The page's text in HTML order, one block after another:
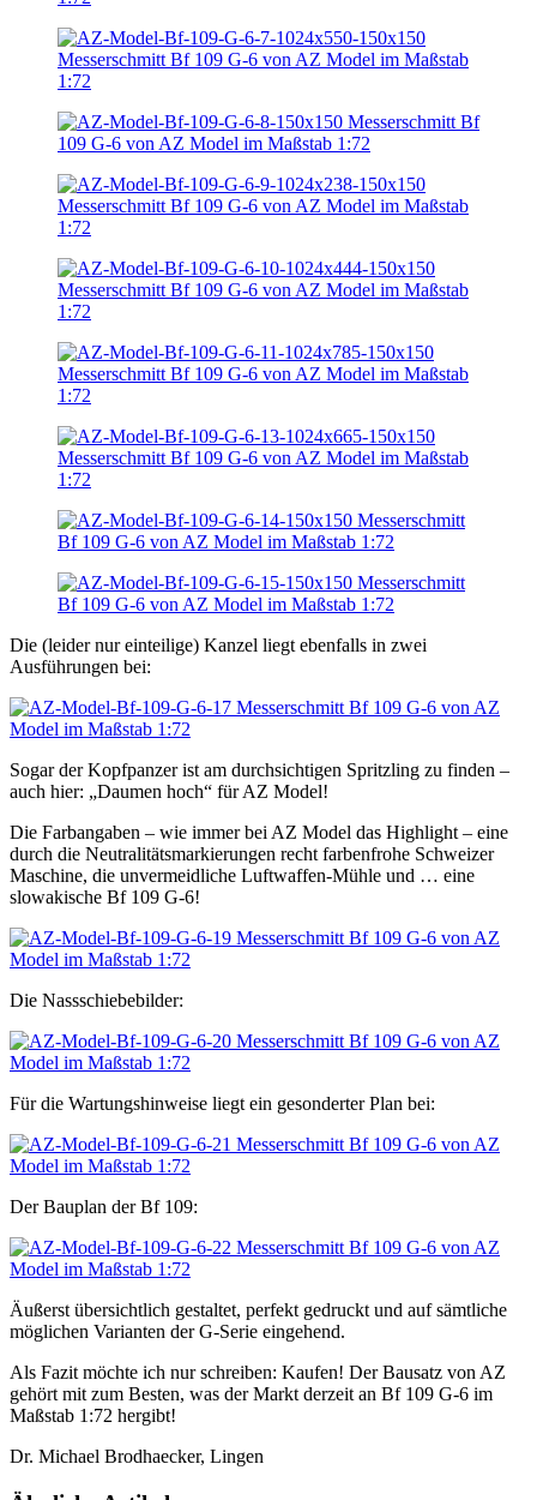
Die (leider nur einteilige) Kanzel liegt ebenfalls in zwei
Ausführungen bei:
Sogar der Kopfpanzer ist am durchsichtigen Spritzling zu finden –
auch hier: „Daumen hoch“ für AZ Model!
Die Farbangaben – wie immer bei AZ Model das Highlight – eine
durch die Neutralitätsmarkierungen recht farbenfrohe Schweizer
Maschine, die unvermeidliche Luftwaffen-Mühle und … eine
slowakische Bf 109 G-6!
Die Nassschiebebilder:
Für die Wartungshinweise liegt ein gesonderter Plan bei:
Der Bauplan der Bf 109:
Äußerst übersichtlich gestaltet, perfekt gedruckt und auf sämtliche
möglichen Varianten der G-Serie eingehend.
Als Fazit möchte ich nur schreiben: Kaufen! Der Bausatz von AZ
gehört mit zum Besten, was der Markt derzeit an Bf 109 G-6 im
Maßstab 1:72 hergibt!
Dr. Michael Brodhaecker, Lingen